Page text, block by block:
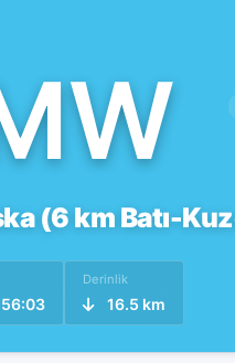
(6 km Batı-
Derinlik
16.5 km